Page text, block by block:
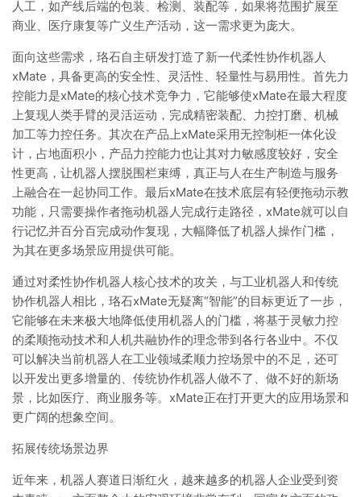
人工，如产线后端的包装、检测、装配等，如果将范围扩展至
商业、医疗康复等广义生产活动，这一需求更为庞大。
面向这些需求，珞石自主研发打造了新一代柔性协作机器人
xMate，具备更高的安全性、灵活性、轻量性与易用性。首先力
控能力是xMate的核心技术竞争力，它能够使xMate在最大程度
上复现人类手臂的灵活运动，完成精密装配、力控打磨、机械
加工等力控任务。其次在产品上xMate采用无控制柜一体化设
计，占地面积小，产品力控能力也让其对力敏感度较好，安全
性更高，让机器人摆脱围栏束缚，真正与人在生产制造与服务
上融合在一起协同工作。最后xMate在技术底层有轻便拖动示教
功能，只需要操作者拖动机器人完成行走路径，xMate就可以自
行记忆并百分百完成动作复现，大幅降低了机器人操作门槛，
为其在更多场景应用提供可能。
通过对柔性协作机器人核心技术的攻关，与工业机器人和传统
协作机器人相比，珞石xMate无疑离“智能”的目标更近了一步，
它能够在未来极大地降低使用机器人的门槛，将基于灵敏力控
的柔顺拖动技术和人机共融协作的理念带到各行各业中。不仅
可以解决当前机器人在工业领域柔顺力控场景中的不足，还可
以开发出更多增量的、传统协作机器人做不了、做不好的新场
景，比如医疗、商业服务等。xMate正在打开更大的应用场景和
更广阔的想象空间。
拓展传统场景边界
近年来，机器人赛道日渐红火，越来越多的机器人企业受到资